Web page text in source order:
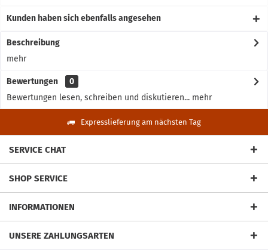
Kunden haben sich ebenfalls angesehen
Beschreibung
mehr
Bewertungen
0
Bewertungen lesen, schreiben und diskutieren... mehr
Expresslieferung am nächsten Tag
SERVICE CHAT
SHOP SERVICE
INFORMATIONEN
UNSERE ZAHLUNGSARTEN